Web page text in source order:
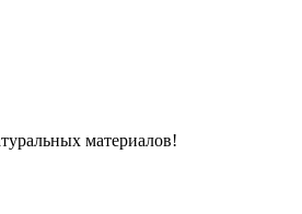
материалов!